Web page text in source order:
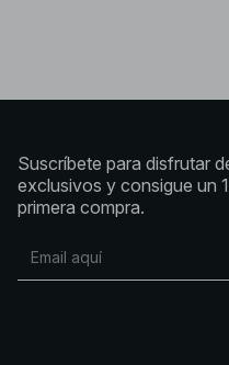
Suscríbete para disfrutar
exclusivos y consigue un
primera compra.